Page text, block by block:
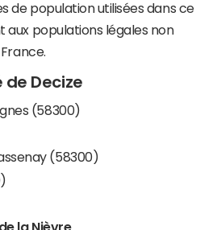
de population utilisées dans ce
aux populations légales non
de Decize
(58300)
(58300)
la Nièvre